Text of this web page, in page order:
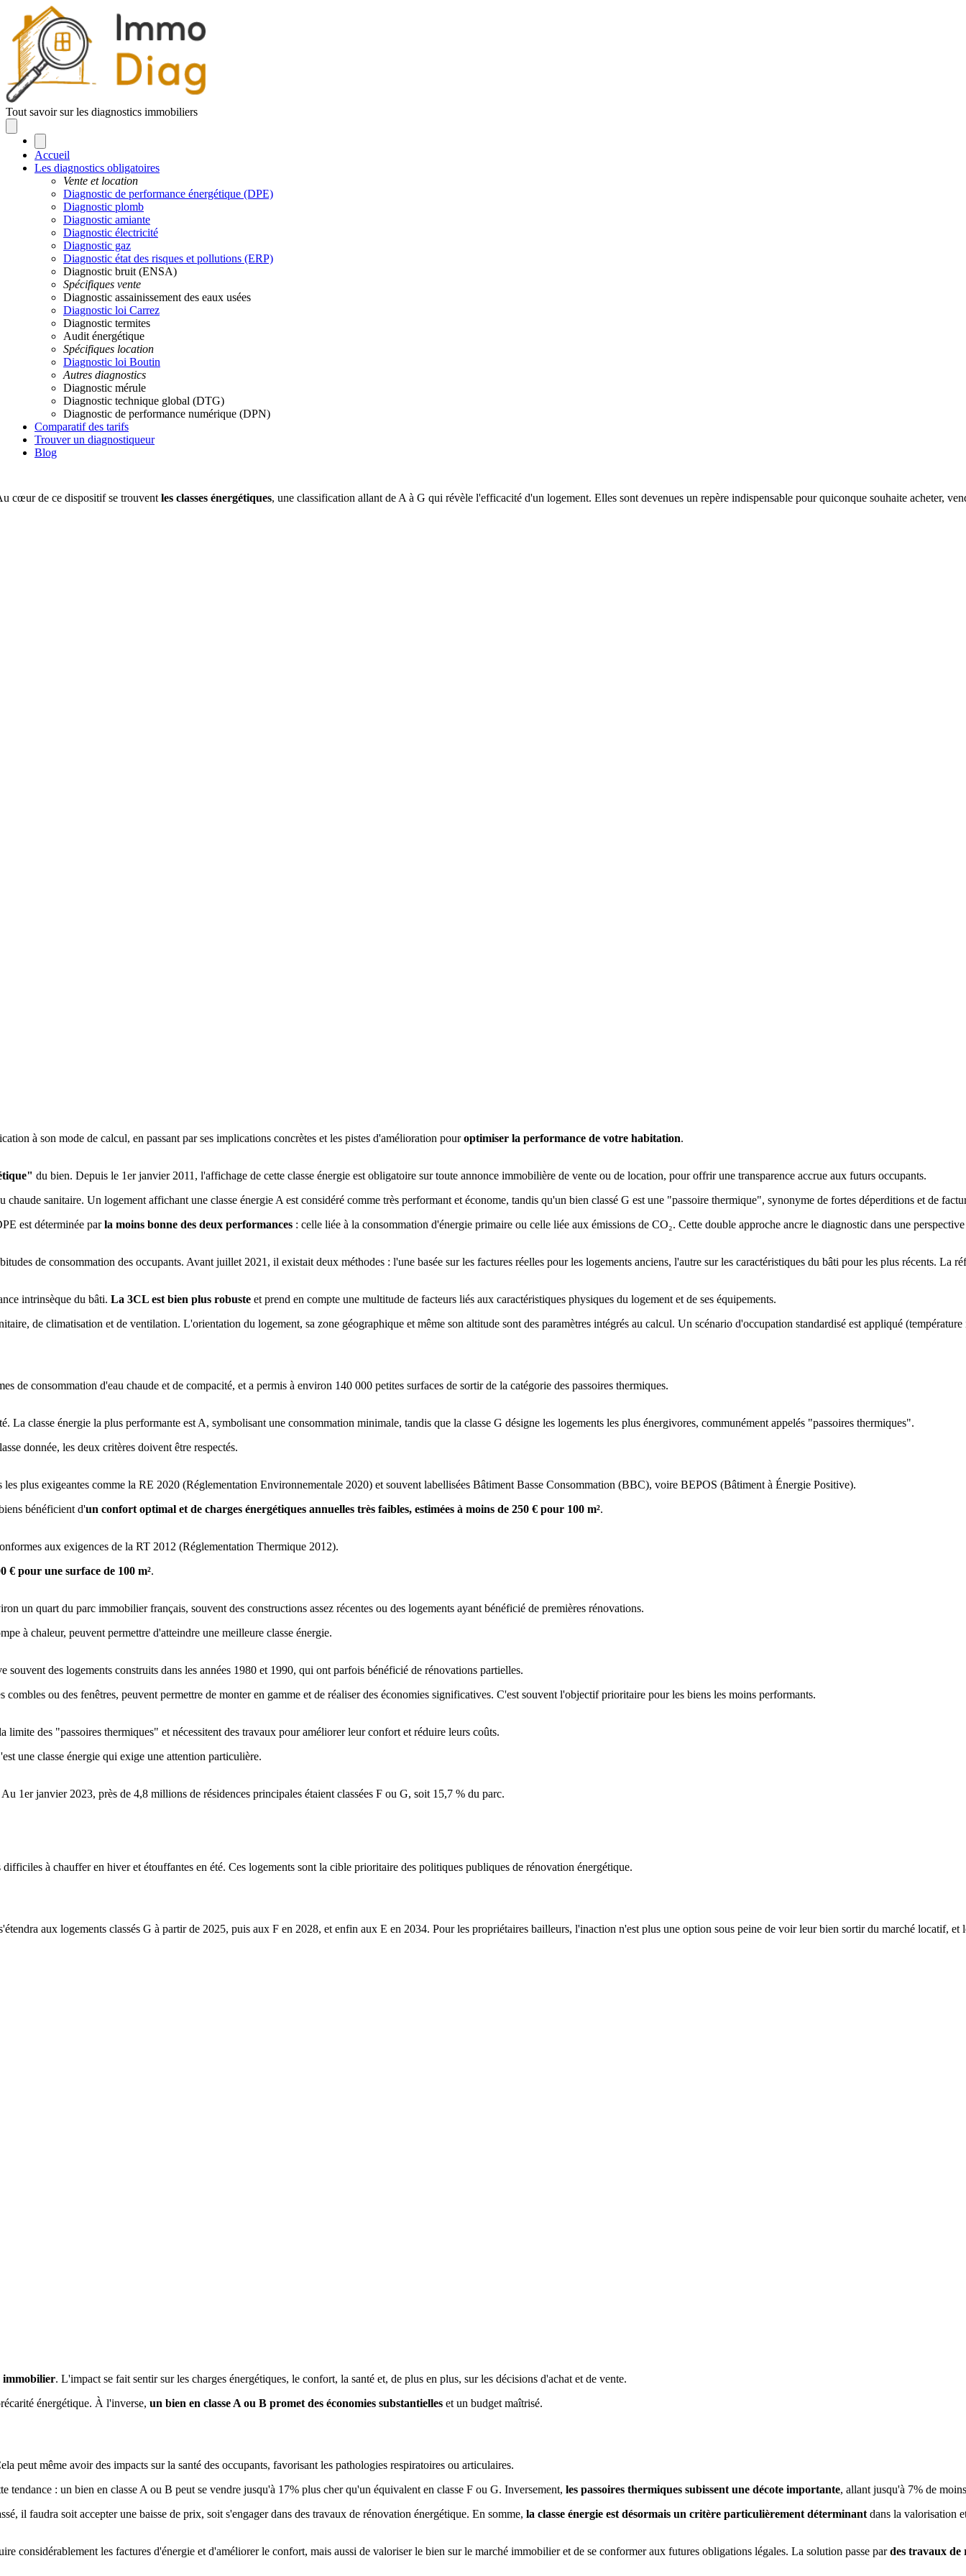
Tout savoir sur les diagnostics immobiliers
Accueil
Les diagnostics obligatoires
Vente et location
Diagnostic de performance énergétique (DPE)
Diagnostic plomb
Diagnostic amiante
Diagnostic électricité
Diagnostic gaz
Diagnostic état des risques et pollutions (ERP)
Diagnostic bruit (ENSA)
Spécifiques vente
Diagnostic assainissement des eaux usées
Diagnostic loi Carrez
Diagnostic termites
Audit énergétique
Spécifiques location
Diagnostic loi Boutin
Autres diagnostics
Diagnostic mérule
Diagnostic technique global (DTG)
Diagnostic de performance numérique (DPN)
Comparatif des tarifs
Trouver un diagnostiqueur
Blog
cœur de ce dispositif se trouvent les classes énergétiques, une classification allant de A à G qui révèle l'efficacité d'un logement. Elles sont devenues un repère indispensable pour quiconque souhaite acheter,
à son mode de calcul, en passant par ses implications concrètes et les pistes d'amélioration pouroptimiser la performance de votre habitation.
du bien. Depuis le 1er janvier 2011, l'affichage de cette classe énergie est obligatoire sur toute annonce immobilière de vente ou de location, pour offrir une transparence accrue aux futurs occupants.
sanitaire. Un logement affichant une classe énergie A est considéré comme très performant et économe, tandis qu'un bien classé G est une "passoire thermique", synonyme de fortes déperditions et de
est déterminée parla moins bonne des deux performances: celle liée à la consommation d'énergie primaire ou celle liée aux émissions de CO₂. Cette double approche ancre le diagnostic dans une
de consommation des occupants. Avant juillet 2021, il existait deux méthodes : l'une basée sur les factures réelles pour les logements anciens, l'autre sur les caractéristiques du bâti pour les plus récents. La
intrinsèque du bâti. La 3CL est bien plus robusteet prend en compte une multitude de facteurs liés aux caractéristiques physiques du logement et de ses équipements.
de climatisation et de ventilation. L'orientation du logement, sa zone géographique et même son altitude sont des paramètres intégrés au calcul. Un scénario d'occupation standardisé est appliqué
consommation d'eau chaude et de compacité, et a permis à environ 140 000 petites surfaces de sortir de la catégorie des passoires thermiques.
La classe énergie la plus performante est A, symbolisant une consommation minimale, tandis que la classe G désigne les logements les plus énergivores, communément appelés "passoires thermiques".
donnée, les deux critères doivent être respectés.
les plus exigeantes comme la RE 2020 (Réglementation Environnementale 2020) et souvent labellisées Bâtiment Basse Consommation (BBC), voire BEPOS (Bâtiment à Énergie Positive).
bénéficient d'un confort optimal et de charges énergétiques annuelles très faibles, estimées à moins de 250 € pour 100 m².
aux exigences de la RT 2012 (Réglementation Thermique 2012).
€ pour une surface de 100 m².
un quart du parc immobilier français, souvent des constructions assez récentes ou des logements ayant bénéficié de premières rénovations.
à chaleur, peuvent permettre d'atteindre une meilleure classe énergie.
souvent des logements construits dans les années 1980 et 1990, qui ont parfois bénéficié de rénovations partielles.
ou des fenêtres, peuvent permettre de monter en gamme et de réaliser des économies significatives. C'est souvent l'objectif prioritaire pour les biens les moins performants.
limite des "passoires thermiques" et nécessitent des travaux pour améliorer leur confort et réduire leurs coûts.
une classe énergie qui exige une attention particulière.
1er janvier 2023, près de 4,8 millions de résidences principales étaient classées F ou G, soit 15,7 % du parc.
à chauffer en hiver et étouffantes en été. Ces logements sont la cible prioritaire des politiques publiques de rénovation énergétique.
aux logements classés G à partir de 2025, puis aux F en 2028, et enfin aux E en 2034. Pour les propriétaires bailleurs, l'inaction n'est plus une option sous peine de voir leur bien sortir du marché locatif, et
immobilier. L'impact se fait sentir sur les charges énergétiques, le confort, la santé et, de plus en plus, sur les décisions d'achat et de vente.
énergétique. À l'inverse, un bien en classe A ou B promet des économies substantielleset un budget maîtrisé.
même avoir des impacts sur la santé des occupants, favorisant les pathologies respiratoires ou articulaires.
tendance : un bien en classe A ou B peut se vendre jusqu'à 17% plus cher qu'un équivalent en classe F ou G. Inversement, les passoires thermiques subissent une décote importante, allant jusqu'à 7% de
il faudra soit accepter une baisse de prix, soit s'engager dans des travaux de rénovation énergétique. En somme, la classe énergie est désormais un critère particulièrement déterminantdans la valorisation
considérablement les factures d'énergie et d'améliorer le confort, mais aussi de valoriser le bien sur le marché immobilier et de se conformer aux futures obligations légales. La solution passe pardes travaux de